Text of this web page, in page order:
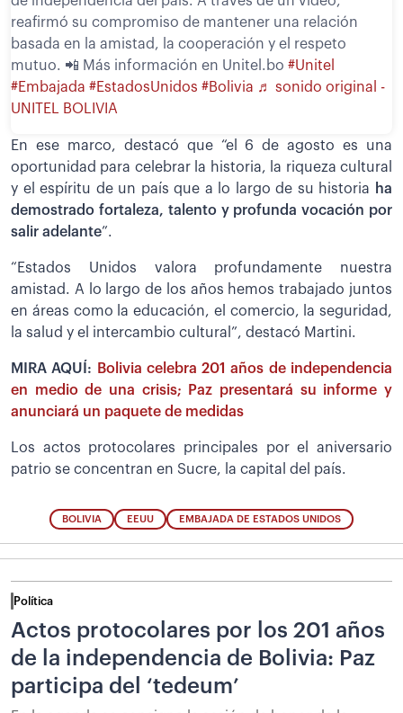
reafirmó su compromiso de mantener una relación
basada en la amistad, la cooperación y el respeto
mutuo. 📲 Más información en Unitel.bo #Unitel
#Embajada #EstadosUnidos #Bolivia ♬ sonido original -
UNITEL BOLIVIA
En ese marco, destacó que “el 6 de agosto es una
oportunidad para celebrar la historia, la riqueza cultural
y el espíritu de un país que a lo largo de su historia ha
demostrado fortaleza, talento y profunda vocación por
salir adelante”.
“Estados Unidos valora profundamente nuestra
amistad. A lo largo de los años hemos trabajado juntos
en áreas como la educación, el comercio, la seguridad,
la salud y el intercambio cultural”, destacó Martini.
MIRA AQUÍ:
Bolivia celebra 201 años de independencia
en medio de una crisis; Paz presentará su informe y
anunciará un paquete de medidas
Los actos protocolares principales por el aniversario
patrio se concentran en Sucre, la capital del país.
BOLIVIA EEUU EMBAJADA DE ESTADOS UNIDOS
Política
Actos protocolares por los 201 años
de la independencia de Bolivia: Paz
participa del ‘tedeum’